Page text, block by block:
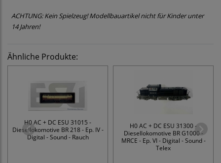
ACHTUNG: Kein Spielzeug! Modellbauartikel nicht für Kinder unter
14 Jahren!
Ähnliche Produkte:
H0 AC + DC ESU 31015 -
Diesellokomotive BR 218 - Ep. IV -
Digital - Sound - Rauch
H0 AC + DC ESU 31300 -
Diesellokomotive BR G1000 -
MRCE - Ep. VI - Digital - Sound -
Telex